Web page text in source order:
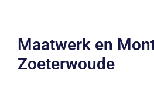
Maatwerk en
Zoeterwoude